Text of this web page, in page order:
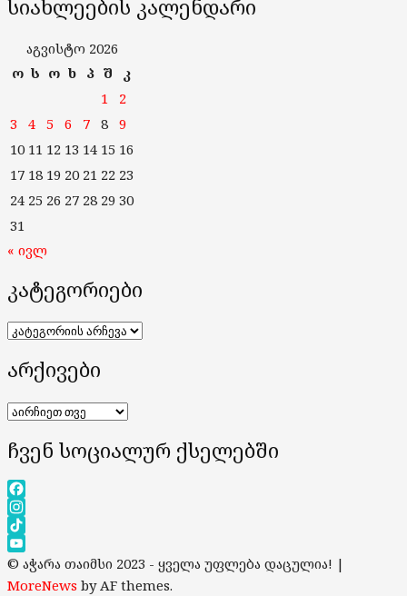
სიახლეების კალენდარი
აგვისტო 2026
ო ს ო ხ პ შ
კ
1
2
3
4 5 6 7 8 9
10 11 12 13 14 15 16
17 18 19 20 21 22 23
24 25 26 27 28 29 30
31
« ივლ
კატეგორიები
კატეგორიები
არქივები
არქივები
ჩვენ სოციალურ ქსელებში
Facebook
Instagram
TikTok
YouTube
Channel
© აჭარა თაიმსი 2023 - ყველა უფლება დაცულია! |
MoreNews by AF themes.